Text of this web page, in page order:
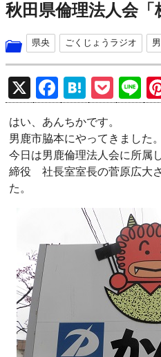
秋田県倫理法人会
県央 ごくじょうラジオ
X
F
a
ce
b
o
H
at
e
n
a
P
o
ck
et
Li
n
e
はい、あんちかです。
男鹿市脇本にやってきました。
今日は男鹿倫理法人会に所
締役 社長室室長の菅原広大
た。